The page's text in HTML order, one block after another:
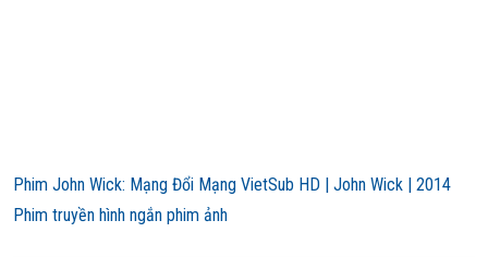
Phim John Wick: Mạng Đổi Mạng VietSub HD | John Wick | 2014
Phim truyền hình ngắn phim ảnh